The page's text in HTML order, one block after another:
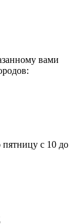
вами
пятницу с 10 до